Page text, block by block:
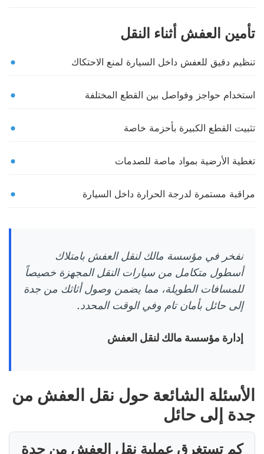
تأمين العفش أثناء النقل
تنظيم دقيق للعفش داخل السيارة لمنع الاحتكاك
استخدام حواجز وفواصل بين القطع المختلفة
تثبيت القطع الكبيرة بأحزمة خاصة
تغطية الأرضية بمواد ماصة للصدمات
مراقبة مستمرة لدرجة الحرارة داخل السيارة
نفخر في مؤسسة مالك لنقل العفش بامتلاك
أسطول متكامل من سيارات النقل المجهزة خصيصاً
للمسافات الطويلة، مما يضمن وصول أثاثك من جدة
إلى حائل بأمان تام وفي الوقت المحدد.
إدارة مؤسسة مالك لنقل العفش
الأسئلة الشائعة حول نقل العفش من
جدة إلى حائل
كم تستغرق عملية نقل العفش من جدة